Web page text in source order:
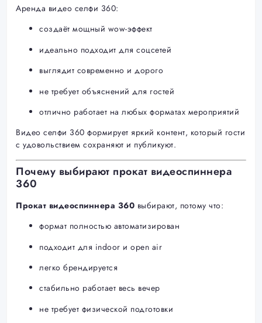
Аренда видео селфи 360:
создаёт мощный wow-эффект
идеально подходит для соцсетей
выглядит современно и дорого
не требует объяснений для гостей
отлично работает на любых форматах мероприятий
Видео селфи 360 формирует яркий контент, который гости
с удовольствием сохраняют и публикуют.
Почему выбирают прокат видеоспиннера
360
Прокат видеоспиннера 360 выбирают, потому что:
формат полностью автоматизирован
подходит для indoor и open air
легко брендируется
стабильно работает весь вечер
не требует физической подготовки